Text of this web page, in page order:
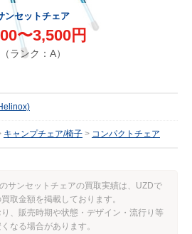
ンセットチェア
〜3,500円
（ランク：A）
キャンプチェア/椅子 コンパクトチェア
サンセットチェアの買取実績は、UZDで
取金額を掲載しております。
、販売時期や状態・デザイン・流行り等
なる場合があります。